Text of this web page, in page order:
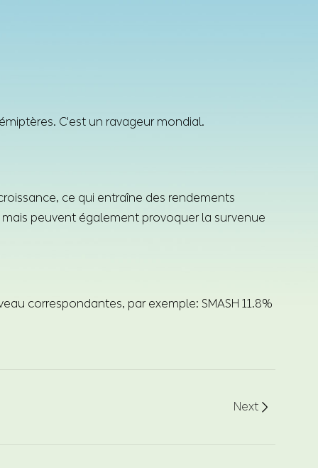
C'est un ravageur mondial.
ce qui entraîne des rendements
peuvent également provoquer la survenue
correspondantes, par exemple: SMASH 11.8%
Next 